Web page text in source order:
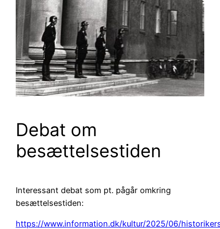
Debat om
besættelsestiden
Interessant debat som pt. pågår omkring
besættelsestiden:
https://www.information.dk/kultur/2025/06/